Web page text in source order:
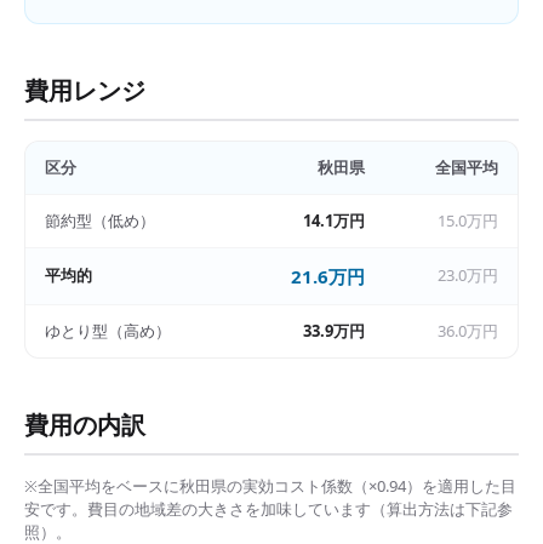
費用レンジ
区分 秋田県 全国平均
節約型（低め） 14.1万円 15.0万円
平均的 21.6万円 23.0万円
ゆとり型（高め） 33.9万円 36.0万円
費用の内訳
※全国平均をベースに秋田県の実効コスト係数（×0.94）を適用した目
安です。費目の地域差の大きさを加味しています（算出方法は下記参
照）。